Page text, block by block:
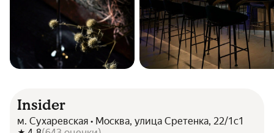
Insider
м. Сухаревская • Москва, улица Сретенка, 22/1с1